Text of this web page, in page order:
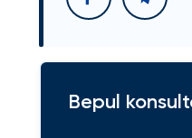
Bepul